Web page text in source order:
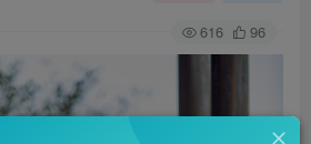
616 96